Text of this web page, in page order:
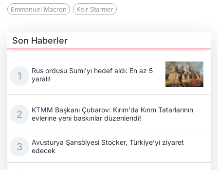
Emmanuel Macron
Keir Starmer
Son Haberler
Rus ordusu Sumı'yı hedef aldı: En az 5
yaralı!
KTMM Başkanı Çubarov: Kırım'da Kırım Tatarlarının
evlerine yeni baskınlar düzenlendi!
Avusturya Şansölyesi Stocker, Türkiye’yi ziyaret
edecek